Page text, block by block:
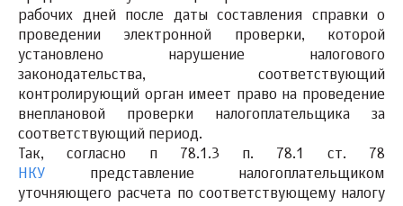
рабочих дней после даты составления справки о
проведении электронной проверки, которой
установлено нарушение налогового
законодательства, соответствующий
контролирующий орган имеет право на проведение
внеплановой проверки налогоплательщика за
соответствующий период.
Так, согласно п 78.1.3 п. 78.1 ст. 78
НКУ представление налогоплательщиком
уточняющего расчета по соответствующему налогу